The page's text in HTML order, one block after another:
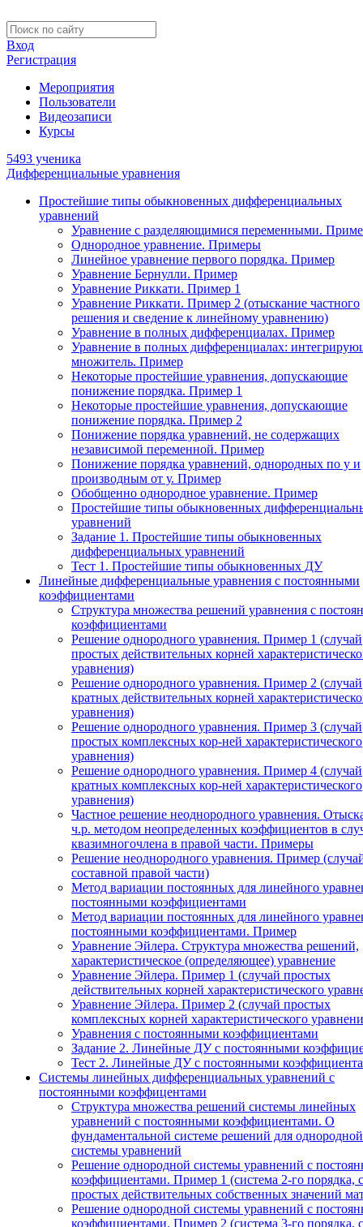
Вход
Регистрация
Мероприятия
Пользователи
Видеозаписи
Курсы
5493 ученика
Дифференциальные уравнения
Простейшие типы обыкновенных дифференциальных
уравнений
Уравнение с разделяющимися переменными.
Однородное уравнение. Примеры
Линейное уравнение первого порядка. Пример
Уравнение Бернулли. Пример
Уравнение Риккати. Пример 1
Уравнение Риккати. Пример 2 (отыскание частного
решения и сведение к линейному уравнению)
Уравнение в полных дифференциалах. Пример
Уравнение в полных дифференциалах:
множитель. Пример
Некоторые простейшие уравнения, допускающие
понижение порядка. Пример 1
Некоторые простейшие уравнения, допускающие
понижение порядка. Пример 2
Понижение порядка уравнений, не содержащих
независимой переменной. Пример
Понижение порядка уравнений, однородных по у и
производным от у. Пример
Обобщенно однородное уравнение. Пример
Простейшие типы обыкновенных
уравнений
Задание 1. Простейшие типы обыкновенных
дифференциальных уравнений
Тест 1. Простейшие типы обыкновенных ДУ
Линейные дифференциальные уравнения с постоянными
коэффициентами
Структура множества решений уравнения с
коэффициентами
Решение однородного уравнения. Пример 1 (случай
простых действительных корней
уравнения)
Решение однородного уравнения. Пример 2 (случай
кратных действительных корней
уравнения)
Решение однородного уравнения. Пример 3 (случай
простых комплексных кор-ней характеристического
уравнения)
Решение однородного уравнения. Пример 4 (случай
кратных комплексных кор-ней характеристического
уравнения)
Частное решение неоднородного уравнения.
ч.р. методом неопределенных коэффициентов в
квазимногочлена в правой части. Примеры
Решение неоднородного уравнения. Пример
составной правой части)
Метод вариации постоянных для линейного
постоянными коэффициентами
Метод вариации постоянных для линейного
постоянными коэффициентами. Пример
Уравнение Эйлера. Структура множества решений,
характеристическое (определяющее) уравнение
Уравнение Эйлера. Пример 1 (случай простых
действительных корней характеристического
Уравнение Эйлера. Пример 2 (случай простых
комплексных корней характеристического
Уравнения с постоянными коэффициентами
Задание 2. Линейные ДУ с постоянными
Тест 2. Линейные ДУ с постоянными
Системы линейных дифференциальных уравнений с
постоянными коэффицентами
Структура множества решений системы линейных
уравнений с постоянными коэффициентами. О
фундаментальной системе решений для однородной
системы уравнений
Решение однородной системы уравнений с
коэффициентами. Пример 1 (система 2-го порядка,
простых действительных собственных значений
Решение однородной системы уравнений с
коэффициентами. Пример 2 (система 3-го порядка,